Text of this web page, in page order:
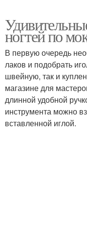
Дизайн на мокром
Лаки для работы
ногтей по
В первую очередь
лаков и подобрать
швейную, так и
магазине для
длинной удобной
инструмента можно
вставленной иглой.